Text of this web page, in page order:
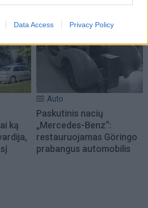
Data Access Privacy Policy
ką
Auto
Paskutinis nacių
„Mercedes-Benz“:
restauruojamas Göringo
prabangus automobilis